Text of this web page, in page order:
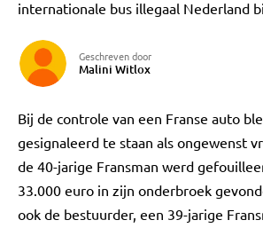
internationale bus illegaal Nederland
Geschreven door
Malini Witlox
Bij de controle van een Franse auto
gesignaleerd te staan als ongewenst
de 40-jarige Fransman werd
33.000 euro in zijn onderbroek
ook de bestuurder, een 39-jarige